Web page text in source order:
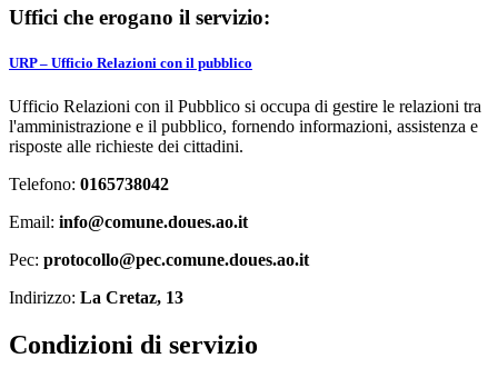
Uffici che erogano il servizio:
URP – Ufficio Relazioni con il pubblico
Ufficio Relazioni con il Pubblico si occupa di gestire le relazioni tra
l'amministrazione e il pubblico, fornendo informazioni, assistenza e
risposte alle richieste dei cittadini.
Telefono: 0165738042
Email: info@comune.doues.ao.it
Pec: protocollo@pec.comune.doues.ao.it
Indirizzo: La Cretaz, 13
Condizioni di servizio